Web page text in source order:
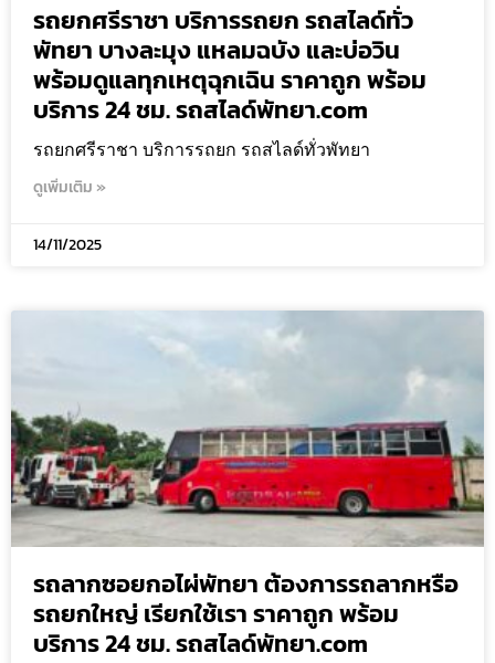
รถยกศรีราชา บริการรถยก รถสไลด์ทั่ว
พัทยา บางละมุง แหลมฉบัง และบ่อวิน
พร้อมดูแลทุกเหตุฉุกเฉิน ราคาถูก พร้อม
บริการ 24 ชม. รถสไลด์พัทยา.com
รถยกศรีราชา บริการรถยก รถสไลด์ทั่วพัทยา
ดูเพิ่มเติม »
14/11/2025
รถลากซอยกอไผ่พัทยา ต้องการรถลากหรือ
รถยกใหญ่ เรียกใช้เรา ราคาถูก พร้อม
บริการ 24 ชม. รถสไลด์พัทยา.com